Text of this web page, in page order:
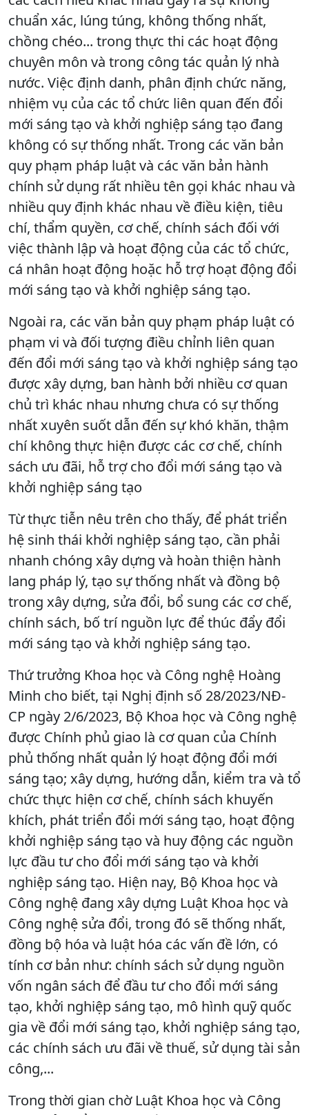
chuẩn xác, lúng túng, không thống nhất,
chồng chéo... trong thực thi các hoạt động
chuyên môn và trong công tác quản lý nhà
nước. Việc định danh, phân định chức năng,
nhiệm vụ của các tổ chức liên quan đến đổi
mới sáng tạo và khởi nghiệp sáng tạo đang
không có sự thống nhất. Trong các văn bản
quy phạm pháp luật và các văn bản hành
chính sử dụng rất nhiều tên gọi khác nhau và
nhiều quy định khác nhau về điều kiện, tiêu
chí, thẩm quyền, cơ chế, chính sách đối với
việc thành lập và hoạt động của các tổ chức,
cá nhân hoạt động hoặc hỗ trợ hoạt động đổi
mới sáng tạo và khởi nghiệp sáng tạo.
Ngoài ra, các văn bản quy phạm pháp luật có
phạm vi và đối tượng điều chỉnh liên quan
đến đổi mới sáng tạo và khởi nghiệp sáng tạo
được xây dựng, ban hành bởi nhiều cơ quan
chủ trì khác nhau nhưng chưa có sự thống
nhất xuyên suốt dẫn đến sự khó khăn, thậm
chí không thực hiện được các cơ chế, chính
sách ưu đãi, hỗ trợ cho đổi mới sáng tạo và
khởi nghiệp sáng tạo
Từ thực tiễn nêu trên cho thấy, để phát triển
hệ sinh thái khởi nghiệp sáng tạo, cần phải
nhanh chóng xây dựng và hoàn thiện hành
lang pháp lý, tạo sự thống nhất và đồng bộ
trong xây dựng, sửa đổi, bổ sung các cơ chế,
chính sách, bố trí nguồn lực để thúc đẩy đổi
mới sáng tạo và khởi nghiệp sáng tạo.
Thứ trưởng Khoa học và Công nghệ Hoàng
Minh cho biết, tại Nghị định số 28/2023/NĐ-
CP ngày 2/6/2023, Bộ Khoa học và Công nghệ
được Chính phủ giao là cơ quan của Chính
phủ thống nhất quản lý hoạt động đổi mới
sáng tạo; xây dựng, hướng dẫn, kiểm tra và tổ
chức thực hiện cơ chế, chính sách khuyến
khích, phát triển đổi mới sáng tạo, hoạt động
khởi nghiệp sáng tạo và huy động các nguồn
lực đầu tư cho đổi mới sáng tạo và khởi
nghiệp sáng tạo. Hiện nay, Bộ Khoa học và
Công nghệ đang xây dựng Luật Khoa học và
Công nghệ sửa đổi, trong đó sẽ thống nhất,
đồng bộ hóa và luật hóa các vấn đề lớn, có
tính cơ bản như: chính sách sử dụng nguồn
vốn ngân sách để đầu tư cho đổi mới sáng
tạo, khởi nghiệp sáng tạo, mô hình quỹ quốc
gia về đổi mới sáng tạo, khởi nghiệp sáng tạo,
các chính sách ưu đãi về thuế, sử dụng tài sản
công,...
Trong thời gian chờ Luật Khoa học và Công